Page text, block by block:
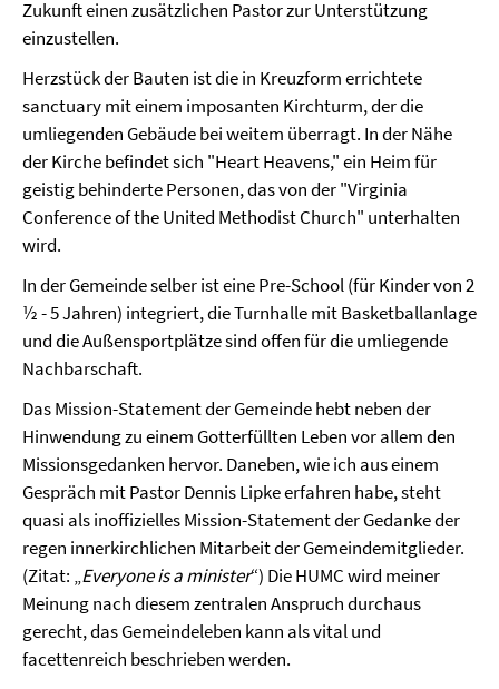
Zukunft einen zusätzlichen Pastor zur Unterstützung
einzustellen.
Herzstück der Bauten ist die in Kreuzform errichtete
sanctuary mit einem imposanten Kirchturm, der die
umliegenden Gebäude bei weitem überragt. In der Nähe
der Kirche befindet sich "Heart Heavens," ein Heim für
geistig behinderte Personen, das von der "Virginia
Conference of the United Methodist Church" unterhalten
wird.
In der Gemeinde selber ist eine Pre-School (für Kinder von 2
½ - 5 Jahren) integriert, die Turnhalle mit Basketballanlage
und die Außensportplätze sind offen für die umliegende
Nachbarschaft.
Das Mission-Statement der Gemeinde hebt neben der
Hinwendung zu einem Gotterfüllten Leben vor allem den
Missionsgedanken hervor. Daneben, wie ich aus einem
Gespräch mit Pastor Dennis Lipke erfahren habe, steht
quasi als inoffizielles Mission-Statement der Gedanke der
regen innerkirchlichen Mitarbeit der Gemeindemitglieder.
(Zitat: „Everyone is a minister“) Die HUMC wird meiner
Meinung nach diesem zentralen Anspruch durchaus
gerecht, das Gemeindeleben kann als vital und
facettenreich beschrieben werden.